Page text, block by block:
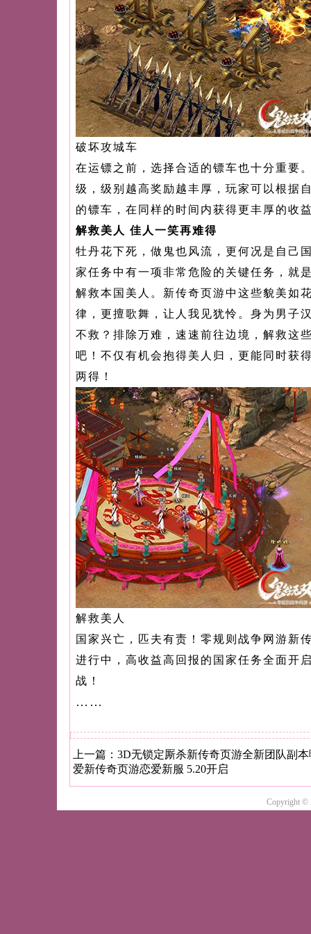
破坏攻城车
在运镖之前，选择合适的镖车也十分重要
级，级别越高奖励越丰厚，玩家可以根据
的镖车，在同样的时间内获得更丰厚的收
解救美人 佳人一笑再难得
牡丹花下死，做鬼也风流，更何况是自己
家任务中有一项非常危险的关键任务，就
解救本国美人。新传奇页游中这些貌美如
律，更擅歌舞，让人我见犹怜。身为男子
不救？排除万难，速速前往边境，解救这
吧！不仅有机会抱得美人归，更能同时获
两得！
解救美人
国家兴亡，匹夫有责！零规则战争网游新
进行中，高收益高回报的国家任务全面开
战！
……
上一篇： 3D无锁定厮杀新传奇页游全新团队副
爱新传奇页游恋爱新服 5.20开启
Copyright ©